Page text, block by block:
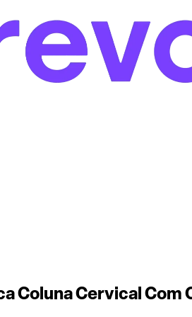
Coluna Cervical Com